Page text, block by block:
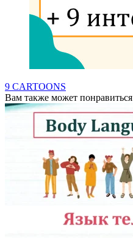
9 CARTOONS
Вам также может понравиться